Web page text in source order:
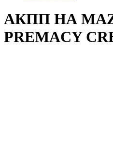
АКПП НА
PREMACY